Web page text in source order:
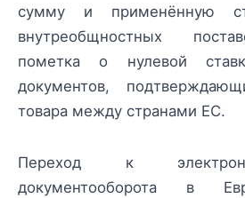
сумму и применённую
внутреобщностных
пометка о нулевой
документов,
товара между странами ЕС.
Переход к
документооборота в